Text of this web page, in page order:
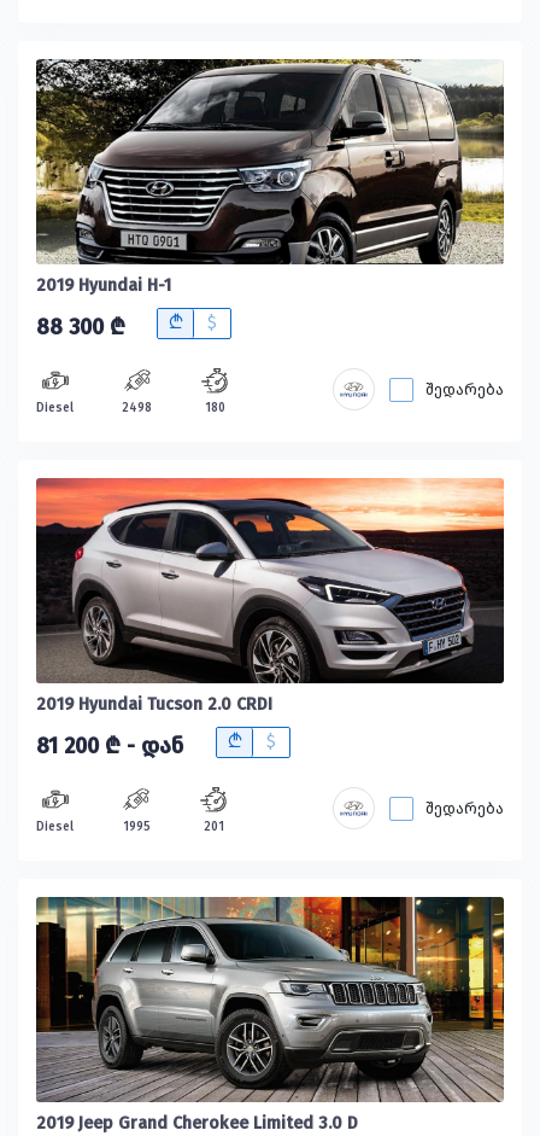
2019 Hyundai H-1
88 300 ₾ B $
Diesel 2498 180
შედარება
2019 Hyundai Tucson 2.0 CRDI
81 200 ₾ - დან B $
Diesel 1995 201
შედარება
2019 Jeep Grand Cherokee Limited 3.0 D